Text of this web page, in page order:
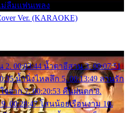
ม่ลืมแฟนเพลง
Ver. (KARAOKE)
2. 00:03:44 น้ำตาอีสาน 3. 00:07:51
น้ำนิ่งไหลลึก 5. 00:13:49 ลานรัก
จจาก 7. 00:20:53 คืนฝนตก 8.
00:28:47 โสนน้อยเรือนงาม 10.